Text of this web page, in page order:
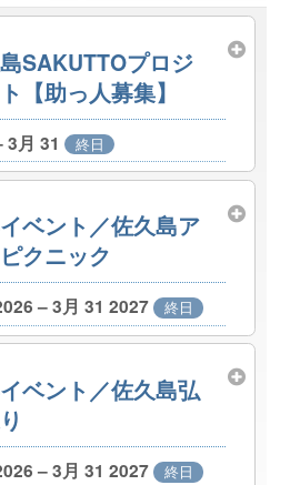
SAKUTTOプロジ
【助っ人募集】
3月 31 終日
ベント／佐久島ア
クニック
– 3月 31 2027 終日
ベント／佐久島弘
– 3月 31 2027 終日